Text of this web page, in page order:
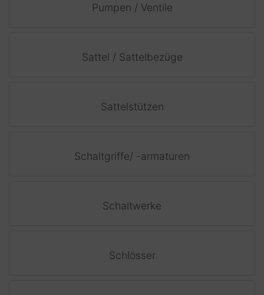
Pumpen / Ventile
Sattel / Sattelbezüge
Sattelstützen
Schaltgriffe/ -armaturen
Schaltwerke
Schlösser